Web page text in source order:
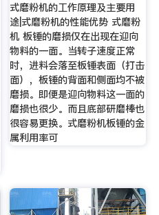
式磨粉机的工作原理及主要用
途|式磨粉机的性能优势 式磨粉
机 板锤的磨损仅在出现在迎向
物料的一面。当转子速度正常
时，进料会落至板锤表面（打击
面），板锤的背面和侧面均不被
磨损。即便是迎向物料这一面的
磨损也很少。而且底部研磨棒也
很容易更换。式磨粉机板锤的金
属利用率可